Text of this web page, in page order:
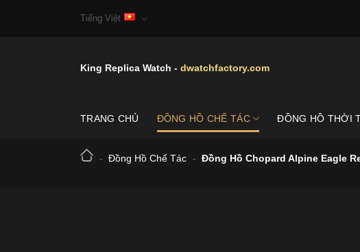
Tiếng Việt
King Replica Watch - dwatchfactory.com
TRANG CHỦ ĐỒNG HỒ CHẾ TÁC ĐỒNG HỒ THỜI
- Đồng Hồ Chế Tác - Đồng Hồ Chopard Alpine Eagle